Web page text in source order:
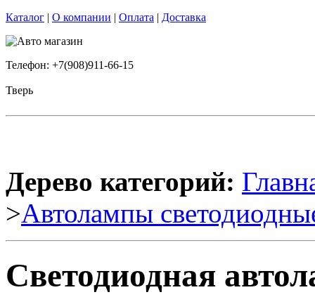
Каталог | О компании | Оплата | Доставка
Телефон: +7(908)911-66-15
Тверь
Дерево категорий:
>Автолампы
Светодиодная